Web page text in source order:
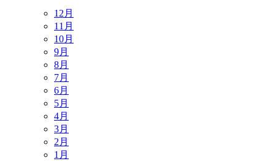
12月
11月
10月
9月
8月
7月
6月
5月
4月
3月
2月
1月